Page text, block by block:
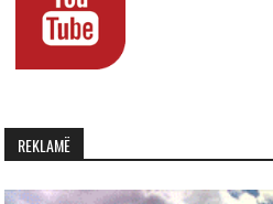
REKLAMË